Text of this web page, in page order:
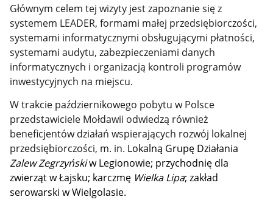
Głównym celem tej wizyty jest zapoznanie się z
systemem LEADER, formami małej przedsiębiorczości,
systemami informatycznymi obsługującymi płatności,
systemami audytu, zabezpieczeniami danych
informatycznych i organizacją kontroli programów
inwestycyjnych na miejscu.
W trakcie październikowego pobytu w Polsce
przedstawiciele Mołdawii odwiedzą również
beneficjentów działań wspierających rozwój lokalnej
przedsiębiorczości, m. in. Lokalną Grupę Działania
Zalew Zegrzyńskiw Legionowie; przychodnię dla
zwierząt w Łajsku; karczmę Wielka Lipa; zakład
serowarski w Wielgolasie.